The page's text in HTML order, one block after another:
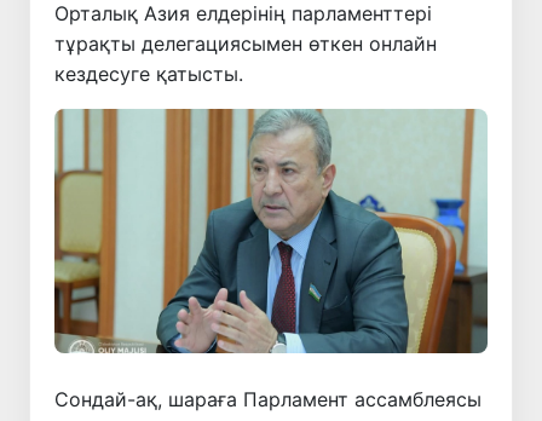
Орталық Азия елдерінің парламенттері
тұрақты делегациясымен өткен онлайн
кездесуге қатысты.
Сондай-ақ, шараға Парламент ассамблеясы